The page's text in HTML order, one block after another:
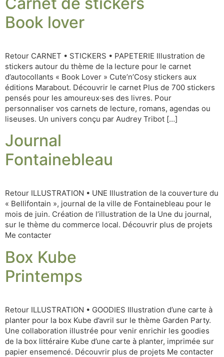
Book lover
Retour CARNET • STICKERS • PAPETERIE Illustration de
stickers autour du thème de la lecture pour le carnet
d’autocollants « Book Lover » Cute’n’Cosy stickers aux
éditions Marabout. Découvrir le carnet Plus de 700 stickers
pensés pour les amoureux·ses des livres. Pour
personnaliser vos carnets de lecture, romans, agendas ou
liseuses. Un univers conçu par Audrey Tribot […]
Journal
Fontainebleau
Retour ILLUSTRATION • UNE Illustration de la couverture du
« Bellifontain », journal de la ville de Fontainebleau pour le
mois de juin. Création de l’illustration de la Une du journal,
sur le thème du commerce local. Découvrir plus de projets
Me contacter
Box Kube
Printemps
Retour ILLUSTRATION • GOODIES Illustration d’une carte à
planter pour la box Kube d’avril sur le thème Garden Party.
Une collaboration illustrée pour venir enrichir les goodies
de la box littéraire Kube d’une carte à planter, imprimée sur
papier ensemencé. Découvrir plus de projets Me contacter